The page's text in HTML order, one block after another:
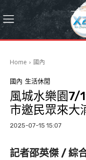
Home 國內
國內 生活休閒
風城水樂園7/
市邀民眾來大
2025-07-15 15:07
記者邵英傑 / 綜